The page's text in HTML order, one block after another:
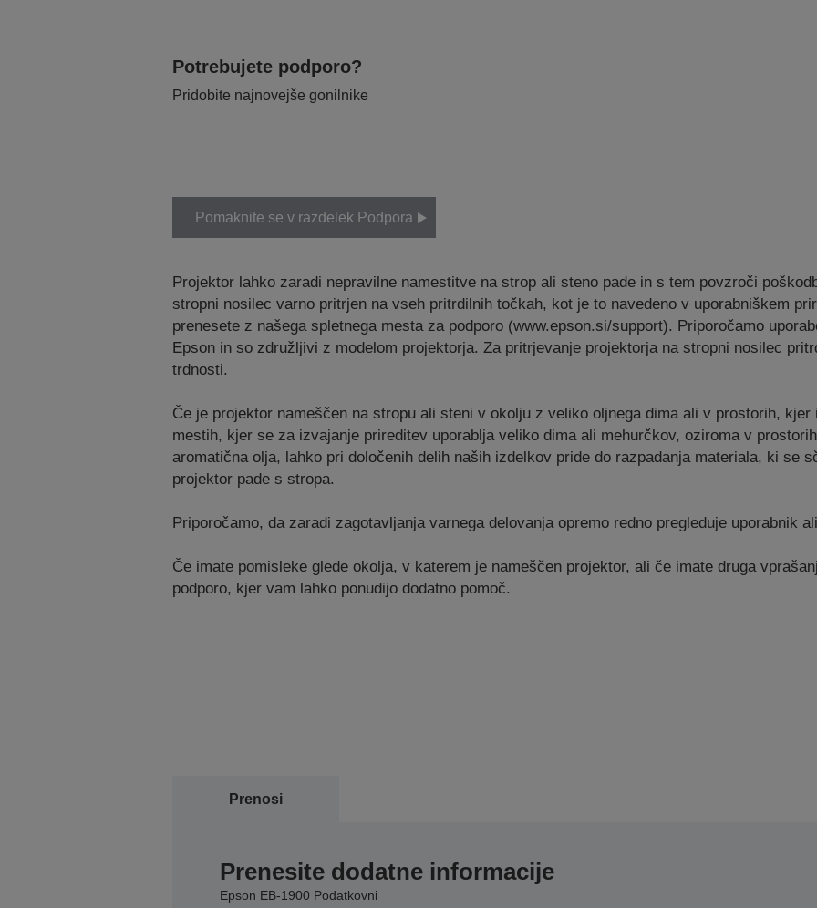
Potrebujete podporo?
Pridobite najnovejše gonilnike
Pomaknite se v razdelek Podpora
Projektor lahko zaradi nepravilne namestitve na strop ali steno pade in s tem povzroči
stropni nosilec varno pritrjen na vseh pritrdilnih točkah, kot je to navedeno v uporabniškem
prenesete z našega spletnega mesta za podporo (www.epson.si/support). Priporočamo
Epson in so združljivi z modelom projektorja. Za pritrjevanje projektorja na stropni nosilec
trdnosti.
Če je projektor nameščen na stropu ali steni v okolju z veliko oljnega dima ali v prostorih,
mestih, kjer se za izvajanje prireditev uporablja veliko dima ali mehurčkov, oziroma v
aromatična olja, lahko pri določenih delih naših izdelkov pride do razpadanja materiala, ki se
projektor pade s stropa.
Priporočamo, da zaradi zagotavljanja varnega delovanja opremo redno pregleduje uporabnik
Če imate pomisleke glede okolja, v katerem je nameščen projektor, ali če imate druga
podporo, kjer vam lahko ponudijo dodatno pomoč.
Prenosi
Prenesite dodatne informacije
Epson EB-1900 Podatkovni